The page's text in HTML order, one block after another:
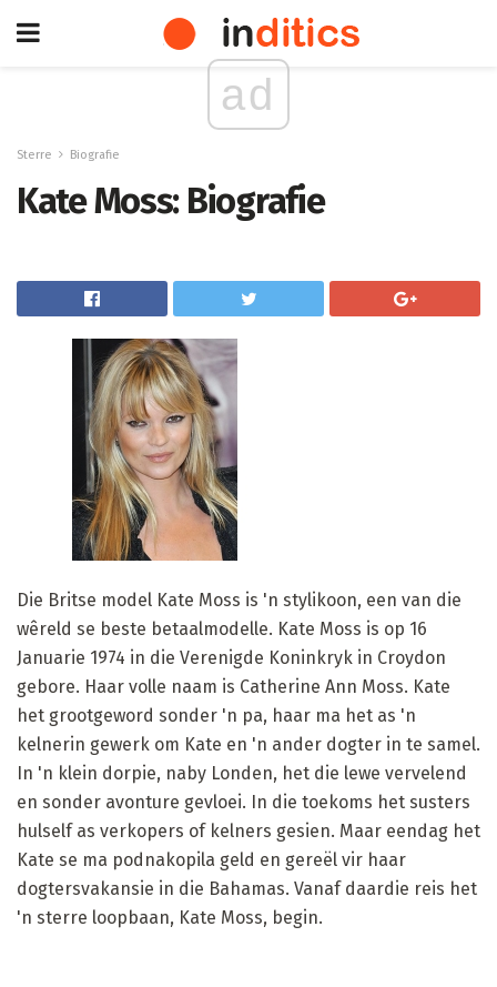
ad
Sterre Biografie
Kate Moss: Biografie
Die Britse model Kate Moss is 'n stylikoon, een van die
wêreld se beste betaalmodelle. Kate Moss is op 16
Januarie 1974 in die Verenigde Koninkryk in Croydon
gebore. Haar volle naam is Catherine Ann Moss. Kate
het grootgeword sonder 'n pa, haar ma het as 'n
kelnerin gewerk om Kate en 'n ander dogter in te samel.
In 'n klein dorpie, naby Londen, het die lewe vervelend
en sonder avonture gevloei. In die toekoms het susters
hulself as verkopers of kelners gesien. Maar eendag het
Kate se ma podnakopila geld en gereël vir haar
dogtersvakansie in die Bahamas. Vanaf daardie reis het
'n sterre loopbaan, Kate Moss, begin.